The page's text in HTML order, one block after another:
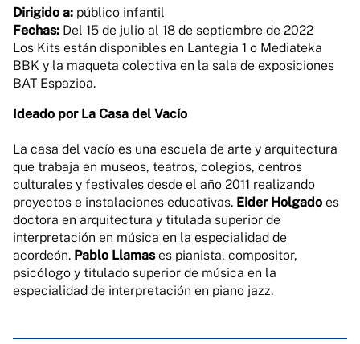
Dirigido a: público infantil
Fechas: Del 15 de julio al 18 de septiembre de 2022
Los Kits están disponibles en Lantegia 1 o Mediateka
BBK y la maqueta colectiva en la sala de exposiciones
BAT Espazioa.
Ideado por La Casa del Vacío
La casa del vacío es una escuela de arte y arquitectura
que trabaja en museos, teatros, colegios, centros
culturales y festivales desde el año 2011 realizando
proyectos e instalaciones educativas. Eider Holgado es
doctora en arquitectura y titulada superior de
interpretación en música en la especialidad de
acordeón. Pablo Llamas es pianista, compositor,
psicólogo y titulado superior de música en la
especialidad de interpretación en piano jazz.